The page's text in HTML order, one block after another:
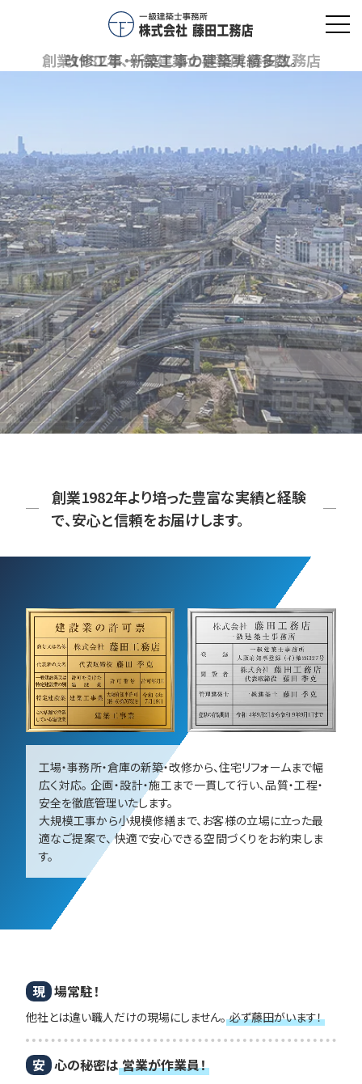
創業1982年、一級建築士事務所 藤田工務店
改修工事・新築工事の建築実績多数。
創業1982年より培った豊富な実績と経験
で、安心と信頼をお届けします。
工場・事務所・倉庫の新築・改修から、住宅リフォームまで幅
広く対応。 企画・設計・施工まで一貫して行い、品質・工程・
安全を徹底管理いたします。
大規模工事から小規模修繕まで、お客様の立場に立った最
適なご提案で、 快適で安心できる空間づくりをお約束しま
す。
現 場常駐！
他社とは違い職人だけの現場にしません。 必ず藤田がいます！
安 心の秘密は営業が作業員！